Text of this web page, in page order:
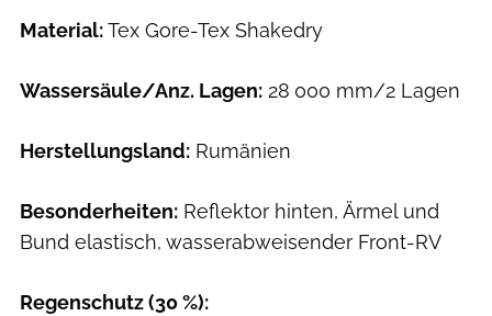
Material:Tex Gore-Tex Shakedry
Wassersäule/Anz. Lagen: 28 000 mm/2 Lagen
Herstellungsland: Rumänien
Besonderheiten: Reflektor hinten, Ärmel und
Bund elastisch, wasserabweisender Front-RV
Regenschutz (30 %):